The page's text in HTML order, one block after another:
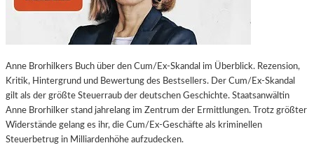
U
G
S
B
E
R
Anne Brorhilkers Buch über den Cum/Ex-Skandal im Überblick. Rezension,
Kritik, Hintergrund und Bewertung des Bestsellers. Der Cum/Ex-Skandal
gilt als der größte Steuerraub der deutschen Geschichte. Staatsanwältin
Anne Brorhilker stand jahrelang im Zentrum der Ermittlungen. Trotz größter
Widerstände gelang es ihr, die Cum/Ex-Geschäfte als kriminellen
Steuerbetrug in Milliardenhöhe aufzudecken.